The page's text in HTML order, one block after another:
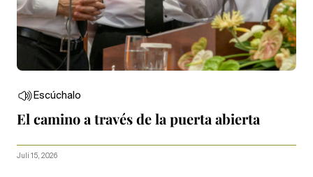
Escúchalo
El camino a través de la puerta abierta
Juli 15, 2026